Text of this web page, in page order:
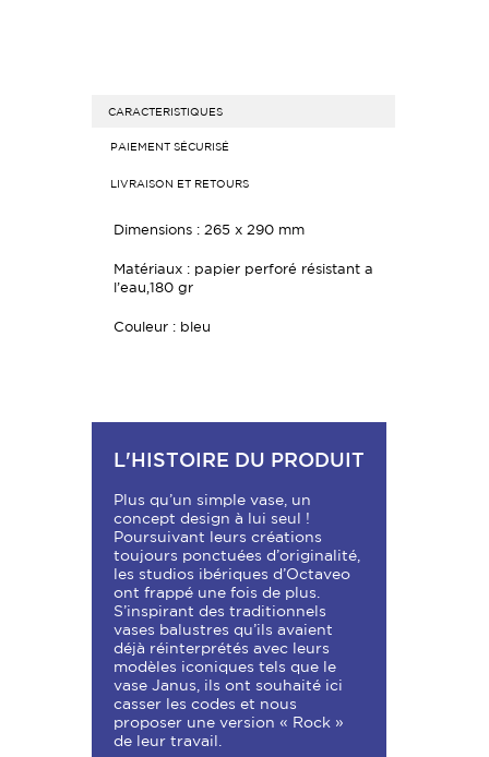
CARACTERISTIQUES
PAIEMENT SÉCURISÉ
LIVRAISON ET RETOURS
Dimensions : 265 x 290 mm
Matériaux : papier perforé résistant a
l’eau,180 gr
Couleur : bleu
L'HISTOIRE DU PRODUIT
Plus qu’un simple vase, un
concept design à lui seul !
Poursuivant leurs créations
toujours ponctuées d’originalité,
les studios ibériques d’Octaveo
ont frappé une fois de plus.
S’inspirant des traditionnels
vases balustres qu’ils avaient
déjà réinterprétés avec leurs
modèles iconiques tels que le
vase Janus, ils ont souhaité ici
casser les codes et nous
proposer une version « Rock »
de leur travail.